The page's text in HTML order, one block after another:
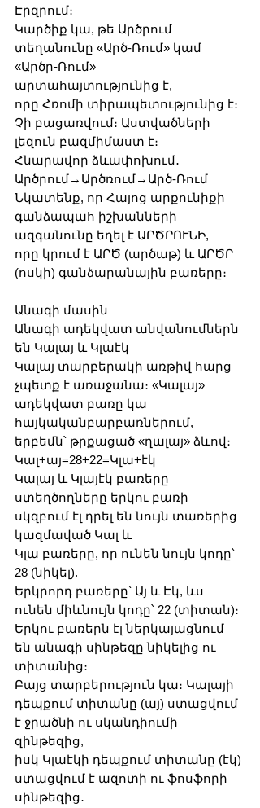
Էրզրում։
Կարծիք կա, թե Արծրում
տեղանունը «Արծ-Ռում» կամ
«Արծր-Ռում»
արտահայտությունից է,
որը Հռոմի տիրապետությունից է։
Չի բացառվում։ Աստվածների
լեզուն բազմիմաստ է։
Հնարավոր ձևափոխում․
Արծրում→‎Արծռում‎→Արծ-Ռում
Նկատենք, որ Հայոց արքունիքի
գանձապահ իշխանների
ազգանունը եղել է ԱՐԾՐՈՒՆԻ,
որը կրում է ԱՐԾ (արծաթ) և ԱՐԾՐ
(ոսկի) գանձարանային բառերը։
Անագի մասին
Անագի ադեկվատ անվանումներն
են Կալայ և Կլաէկ
Կալայ տարբերակի առթիվ հարց
չպետք է առաջանա։ «Կալայ»
ադեկվատ բառը կա
հայկականբարբառներում,
երբեմն՝ թրքացած «ղալայ» ձևով։
Կալ+այ=28+22=Կլա+էկ
Կալայ և Կլայէկ բառերը
ստեղծողները երկու բառի
սկզբում էլ դրել են նույն տառերից
կազմաված Կալ և
Կլա բառերը, որ ունեն նույն կոդը՝
28 (նիկել).
Երկրորդ բառերը՝ Այ և Էկ, ևս
ունեն միևնույն կոդը՝ 22 (տիտան)։
Երկու բառերն էլ ներկայացնում
են անագի սինթեզը նիկելից ու
տիտանից։
Բայց տարբերություն կա։ Կալայի
դեպքում տիտանը (այ) ստացվում
է ջրածնի ու սկանդիումի
զինթեզից,
իսկ Կլաէկի դեպքում տիտանը (էկ)
ստացվում է ազոտի ու ֆոսֆորի
սինթեզից․